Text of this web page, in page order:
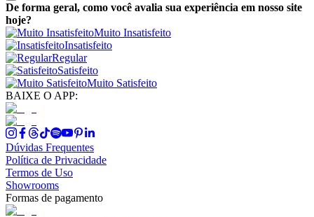
De forma geral, como você avalia sua experiência em nosso site
hoje?
Muito Insatisfeito
Insatisfeito
Regular
Satisfeito
Muito Satisfeito
BAIXE O APP:
Dúvidas Frequentes
Política de Privacidade
Termos de Uso
Showrooms
Formas de pagamento